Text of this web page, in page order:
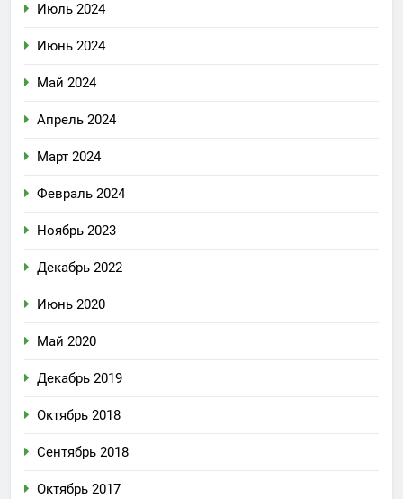
Июль 2024
Июнь 2024
Май 2024
Апрель 2024
Март 2024
Февраль 2024
Ноябрь 2023
Декабрь 2022
Июнь 2020
Май 2020
Декабрь 2019
Октябрь 2018
Сентябрь 2018
Октябрь 2017